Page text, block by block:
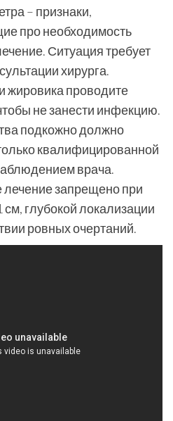
– признаки,
про необходимость
Ситуация требует
хирурга.
жировика проводите
не занести инфекцию.
подкожно должно
квалифицированной
врача.
запрещено при
глубокой локализации
ровных очертаний.